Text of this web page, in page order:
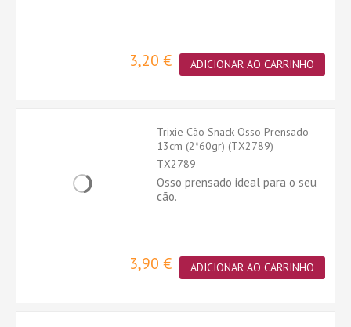
3,20 € ADICIONAR AO CARRINHO
Trixie Cão Snack Osso Prensado
13cm (2*60gr) (TX2789)
TX2789
Osso prensado ideal para o seu
cão.
3,90 € ADICIONAR AO CARRINHO